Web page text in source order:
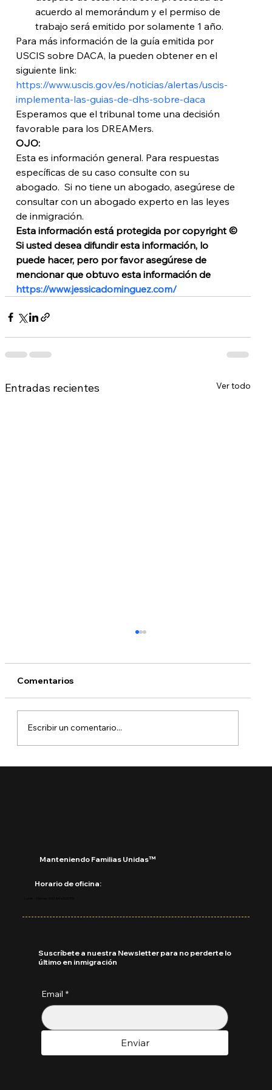
acuerdo al memorándum y el permiso de
trabajo será emitido por solamente 1 año.
Para más información de la guía emitida por
USCIS sobre DACA, la pueden obtener en el
siguiente link:
https://www.uscis.gov/es/noticias/alertas/uscis-
implementa-las-guias-de-dhs-sobre-daca
Esperamos que el tribunal tome una decisión
favorable para los DREAMers.
OJO:
Esta es información general. Para respuestas
específicas de su caso consulte con su
abogado.  Si no tiene un abogado, asegúrese de
consultar con un abogado experto en las leyes
de inmigración.
Esta información está protegida por copyright ©
Si usted desea difundir esta información, lo
puede hacer, pero por favor asegúrese de
mencionar que obtuvo esta información de
https://www.jessicadominguez.com/
Entradas recientes Ver todo
Comentarios
Escribir un comentario...
Manteniendo Familias Unidas™
Horario de oficina:
Email *
Enviar
Suscríbete a nuestra Newsletter para no perderte lo
último en inmigración